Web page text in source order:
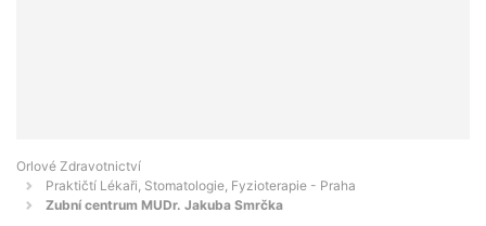
Orlové Zdravotnictví
Praktičtí Lékaři, Stomatologie, Fyzioterapie - Praha
Zubní centrum MUDr. Jakuba Smrčka